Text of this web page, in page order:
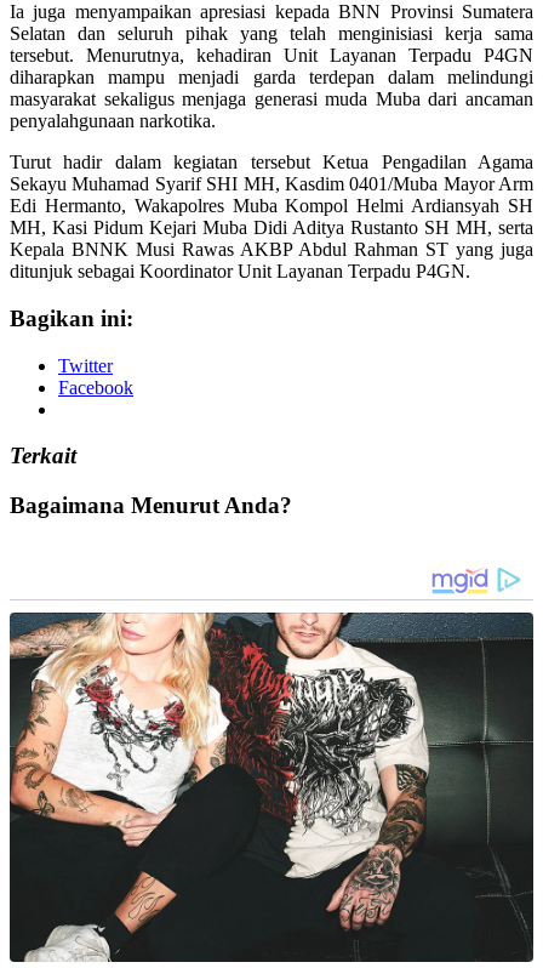
Ia juga menyampaikan apresiasi kepada BNN Provinsi Sumatera
Selatan dan seluruh pihak yang telah menginisiasi kerja sama
tersebut. Menurutnya, kehadiran Unit Layanan Terpadu P4GN
diharapkan mampu menjadi garda terdepan dalam melindungi
masyarakat sekaligus menjaga generasi muda Muba dari ancaman
penyalahgunaan narkotika.
Turut hadir dalam kegiatan tersebut Ketua Pengadilan Agama
Sekayu Muhamad Syarif SHI MH, Kasdim 0401/Muba Mayor Arm
Edi Hermanto, Wakapolres Muba Kompol Helmi Ardiansyah SH
MH, Kasi Pidum Kejari Muba Didi Aditya Rustanto SH MH, serta
Kepala BNNK Musi Rawas AKBP Abdul Rahman ST yang juga
ditunjuk sebagai Koordinator Unit Layanan Terpadu P4GN.
Bagikan ini:
Twitter
Facebook
Terkait
Bagaimana Menurut Anda?